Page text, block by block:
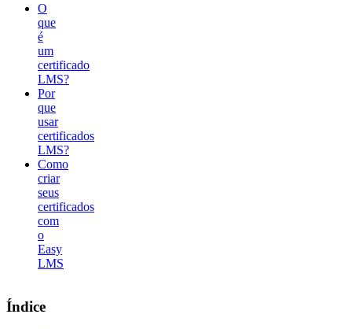
O
que
é
um
certificado
LMS?
Por
que
usar
certificados
LMS?
Como
criar
seus
certificados
com
o
Easy
LMS
Índice